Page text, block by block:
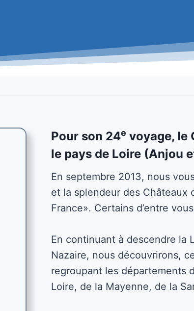
Pour son 24e voyage, le
le pays de Loire (Anjou
En septembre 2013, nous
et la splendeur des Châteaux
France». Certains d’entre
En continuant à descendre la
Nazaire, nous découvrirons,
regroupant les départements
Loire, de la Mayenne, de la